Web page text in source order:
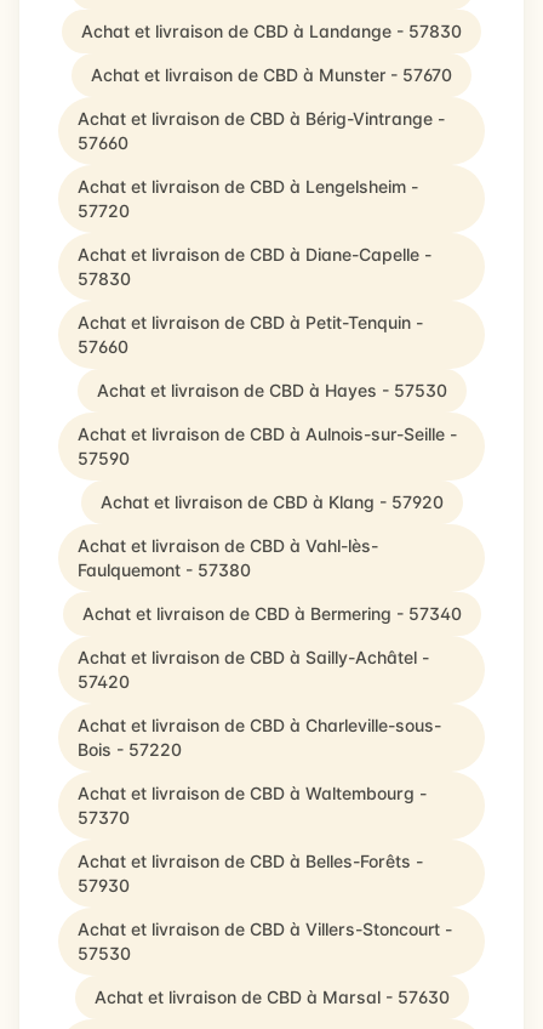
Achat et livraison de CBD à Landange - 57830
Achat et livraison de CBD à Munster - 57670
Achat et livraison de CBD à Bérig-Vintrange -
57660
Achat et livraison de CBD à Lengelsheim -
57720
Achat et livraison de CBD à Diane-Capelle -
57830
Achat et livraison de CBD à Petit-Tenquin -
57660
Achat et livraison de CBD à Hayes - 57530
Achat et livraison de CBD à Aulnois-sur-Seille -
57590
Achat et livraison de CBD à Klang - 57920
Achat et livraison de CBD à Vahl-lès-
Faulquemont - 57380
Achat et livraison de CBD à Bermering - 57340
Achat et livraison de CBD à Sailly-Achâtel -
57420
Achat et livraison de CBD à Charleville-sous-
Bois - 57220
Achat et livraison de CBD à Waltembourg -
57370
Achat et livraison de CBD à Belles-Forêts -
57930
Achat et livraison de CBD à Villers-Stoncourt -
57530
Achat et livraison de CBD à Marsal - 57630